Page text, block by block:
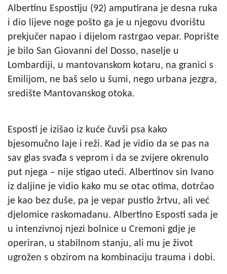
Albertinu Espostiju (92) amputirana je desna ruka
i dio lijeve noge pošto ga je u njegovu dvorištu
prekjučer napao i dijelom rastrgao vepar. Poprište
je bilo San Giovanni del Dosso, naselje u
Lombardiji, u mantovanskom kotaru, na granici s
Emilijom, ne baš selo u šumi, nego urbana jezgra,
središte Mantovanskog otoka.
Esposti je izišao iz kuće čuvši psa kako
bjesomučno laje i reži. Kad je vidio da se pas na
sav glas svađa s veprom i da se zvijere okrenulo
put njega – nije stigao uteći. Albertinov sin Ivano
iz daljine je vidio kako mu se otac otima, dotrčao
je kao bez duše, pa je vepar pustio žrtvu, ali već
djelomice raskomadanu. Albertino Esposti sada je
u intenzivnoj njezi bolnice u Cremoni gdje je
operiran, u stabilnom stanju, ali mu je život
ugrožen s obzirom na kombinaciju trauma i dobi.